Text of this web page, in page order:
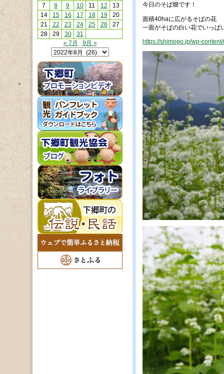
今日のそば畑です！
面積40haに広がるそばの花
一面がそばの白い花でいっぱ
https://shimogo.jp/wp-
7
8 9 10 11 12
13
14
15 16 17 18 19
20
21
22 23 24 25 26
27
28
29 30
31
« 7月
9月 »